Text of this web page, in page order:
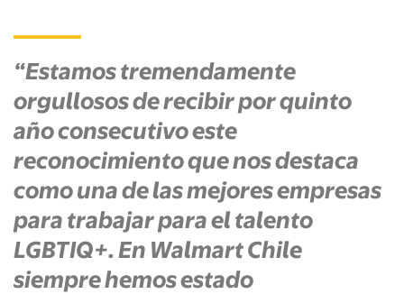
“Estamos tremendamente
orgullosos de recibir por quinto
año consecutivo este
reconocimiento que nos destaca
como una de las mejores empresas
para trabajar para el talento
LGBTIQ+. En Walmart Chile
siempre hemos estado